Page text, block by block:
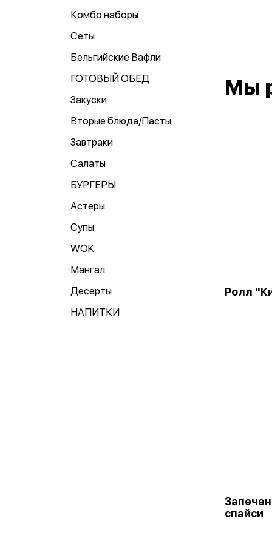
Комбо наборы
Сеты
Бельгийские Вафли
ГОТОВЫЙ ОБЕД
Закуски
Вторые блюда/Пасты
Завтраки
Салаты
БУРГЕРЫ
Астеры
Супы
WOK
Мангал
Десерты
НАПИТКИ
Мы
Ролл
спайси